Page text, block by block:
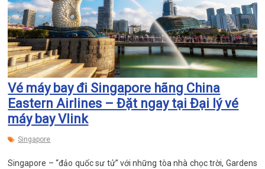
Vé máy bay đi Singapore hãng China
Eastern Airlines – Đặt ngay tại Đại lý vé
máy bay Vlink
Singapore
Singapore – “đảo quốc sư tử” với những tòa nhà chọc trời, Gardens